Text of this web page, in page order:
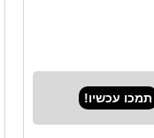
תמכו עכשיו!